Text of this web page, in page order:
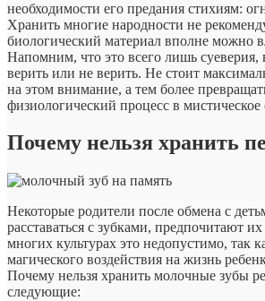
необходимости его предания стихиям:
Хранить многие народности не
биологический материал вполне можно
Напомним, что это всего лишь
верить или не верить. Не стоит
на этом внимание, а тем более
физиологический процесс в мистическое
Почему нельзя хранить
Некоторые родители после обмена с
расставаться с зубками, предпочитают
многих культурах это недопустимо, так
магического воздействия на жизнь
Почему нельзя хранить молочные зубы
следующие: